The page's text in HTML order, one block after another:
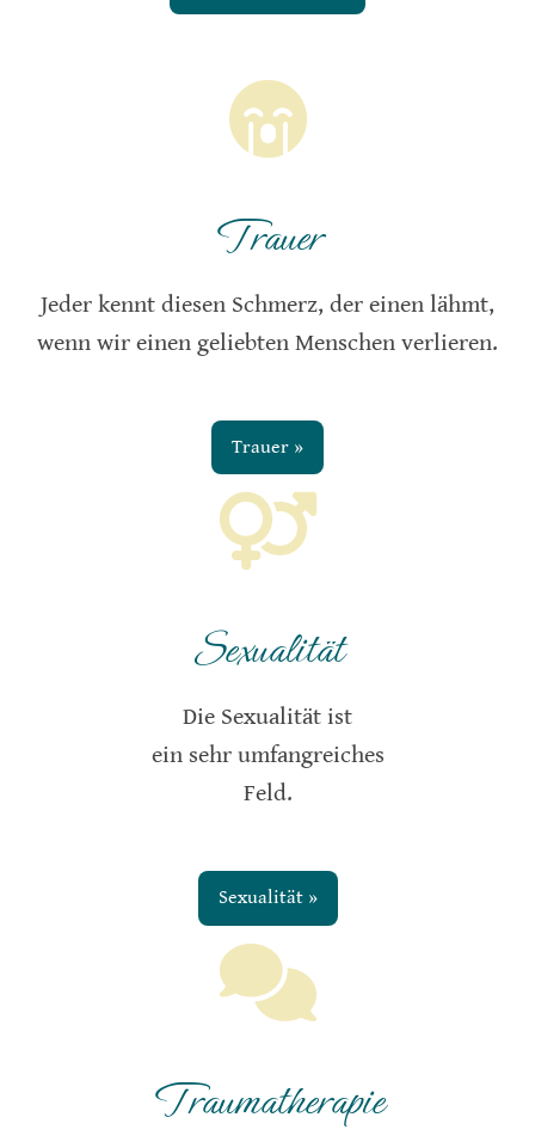
Trauer
Jeder kennt diesen Schmerz, der einen lähmt,
wenn wir einen geliebten Menschen verlieren.
Trauer »
Sexualität
Die Sexualität ist
ein sehr umfangreiches
Feld.
Sexualität »
Traumatherapie